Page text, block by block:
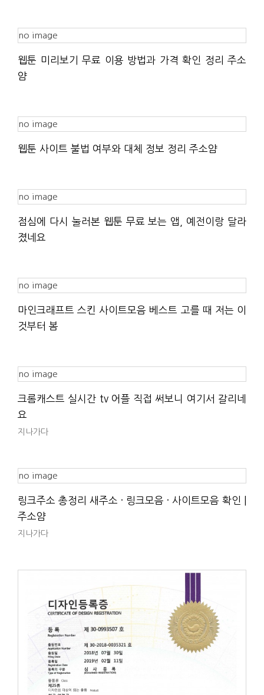
no image
웹툰 미리보기 무료 이용 방법과 가격 확인 정리 주소
얌
no image
웹툰 사이트 불법 여부와 대체 정보 정리 주소얌
no image
점심에 다시 눌러본 웹툰 무료 보는 앱, 예전이랑 달라
졌네요
no image
마인크래프트 스킨 사이트모음 베스트 고를 때 저는 이
것부터 봄
no image
크롬캐스트 실시간 tv 어플 직접 써보니 여기서 갈리네
요
지나가다
no image
링크주소 총정리 새주소 · 링크모음 · 사이트모음 확인 |
주소얌
지나가다